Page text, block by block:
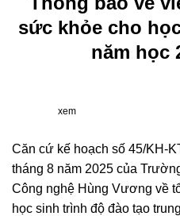
sức khỏe cho
năm học
xem
Căn cứ kế hoạch số 45/KH-
tháng 8 năm 2025 của
Công nghệ Hùng Vương về
học sinh trình độ đào tạo